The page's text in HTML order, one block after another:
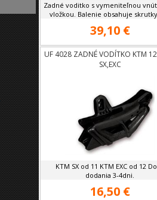
Zadné voditko s vymeniteľnou
vložkou. Balenie obsahuje
39,10 €
UF 4028 ZADNÉ VODÍTKO KTM
SX,EXC
KTM SX od 11 KTM EXC od 12
dodania 3-4dni.
16,50 €